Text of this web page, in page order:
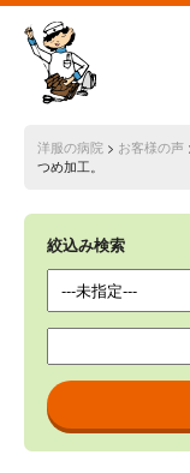
洋服の病院 > お客様の声
つめ加工。
絞込み検索